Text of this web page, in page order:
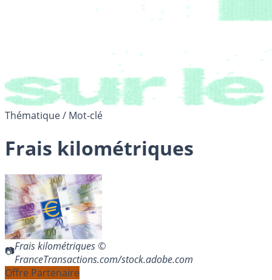
Thématique / Mot-clé
Frais kilométriques
Frais kilométriques ©
FranceTransactions.com/stock.adobe.com
Offre Partenaire